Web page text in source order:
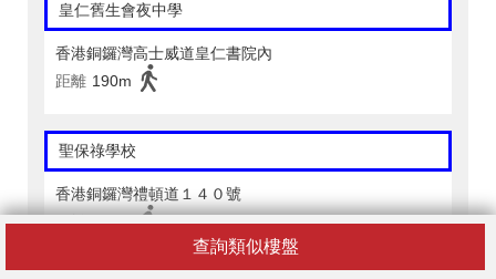
查詢類似樓盤
皇仁舊生會夜中學
香港銅鑼灣高士威道皇仁書院內
距離 190m
聖保祿學校
香港銅鑼灣禮頓道１４０號
距離 400m